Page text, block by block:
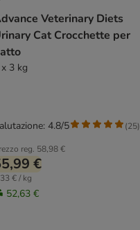
Veterinary Diets
Cat Crocchette per
3 kg
reg. 58,98 €
€
€ / kg
52,63 €
4.8/5 (25)